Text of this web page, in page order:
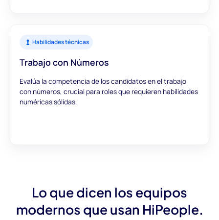
Habilidades técnicas
Trabajo con Números
Evalúa la competencia de los candidatos en el trabajo
con números, crucial para roles que requieren habilidades
numéricas sólidas.
Lo que dicen los equipos
modernos que usan HiPeople.